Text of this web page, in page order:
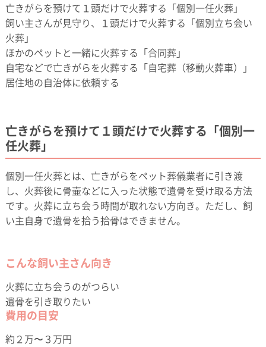
亡きがらを預けて１頭だけで火葬する「個別一任火葬」
飼い主さんが見守り、１頭だけで火葬する「個別立ち会い
火葬」
ほかのペットと一緒に火葬する「合同葬」
自宅などで亡きがらを火葬する「自宅葬（移動火葬車）」
居住地の自治体に依頼する
亡きがらを預けて１頭だけで火葬する「個別一
任火葬」
個別一任火葬とは、亡きがらをペット葬儀業者に引き渡
し、火葬後に骨壷などに入った状態で遺骨を受け取る方法
です。火葬に立ち会う時間が取れない方向き。ただし、飼
い主自身で遺骨を拾う拾骨はできません。
こんな飼い主さん向き
火葬に立ち会うのがつらい
遺骨を引き取りたい
費用の目安
約２万〜３万円